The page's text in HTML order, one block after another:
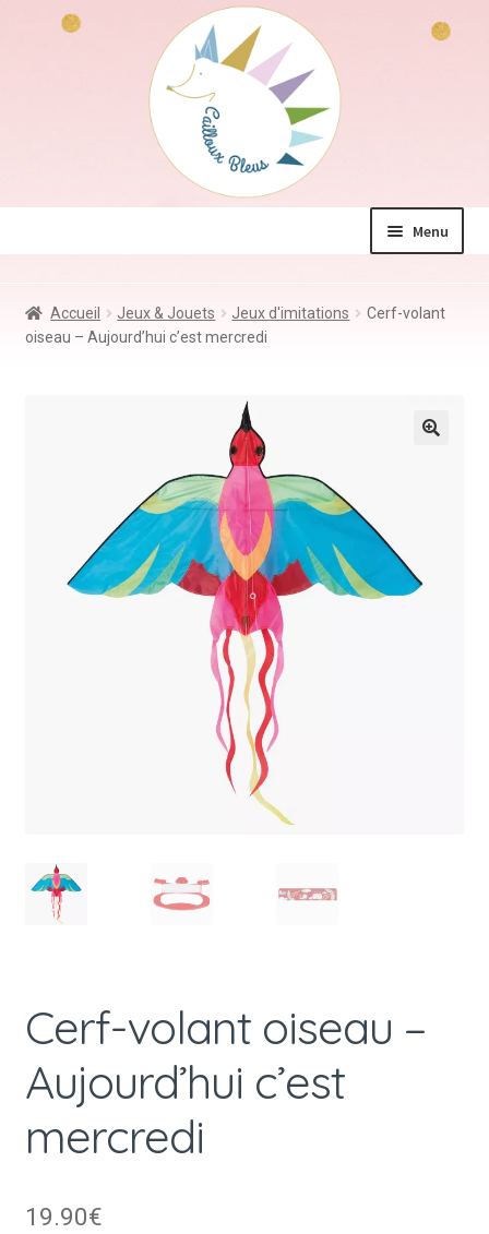
Menu
Jeux & Jouets
Accueil Jeux & Jouets Jeux d'imitations
Cerf-volant
oiseau – Aujourd’hui c’est mercredi
Cerf-volant oiseau –
Aujourd’hui c’est
mercredi
19.90€